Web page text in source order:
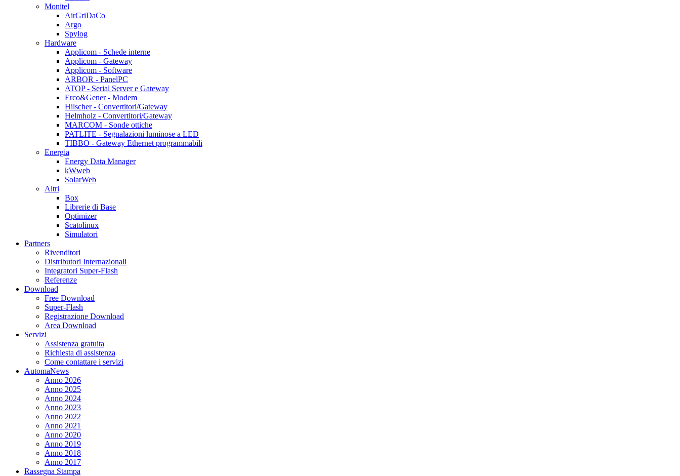
Monitel
AirGriDaCo
Argo
Spylog
Hardware
Applicom - Schede interne
Applicom - Gateway
Applicom - Software
ARBOR - PanelPC
ATOP - Serial Server e Gateway
Erco&Gener - Modem
Hilscher - Convertitori/Gateway
Helmholz - Convertitori/Gateway
MARCOM - Sonde ottiche
PATLITE - Segnalazioni luminose a LED
TIBBO - Gateway Ethernet programmabili
Energia
Energy Data Manager
kWweb
SolarWeb
Altri
Box
Librerie di Base
Optimizer
Scatolinux
Simulatori
Partners
Rivenditori
Distributori Internazionali
Integratori Super-Flash
Referenze
Download
Free Download
Super-Flash
Registrazione Download
Area Download
Servizi
Assistenza gratuita
Richiesta di assistenza
Come contattare i servizi
AutomaNews
Anno 2026
Anno 2025
Anno 2024
Anno 2023
Anno 2022
Anno 2021
Anno 2020
Anno 2019
Anno 2018
Anno 2017
Rassegna Stampa